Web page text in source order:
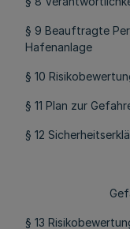
§ 9 Beauftragte
Hafenanlage
§ 10
§ 11 Plan zur
§ 12
§ 13